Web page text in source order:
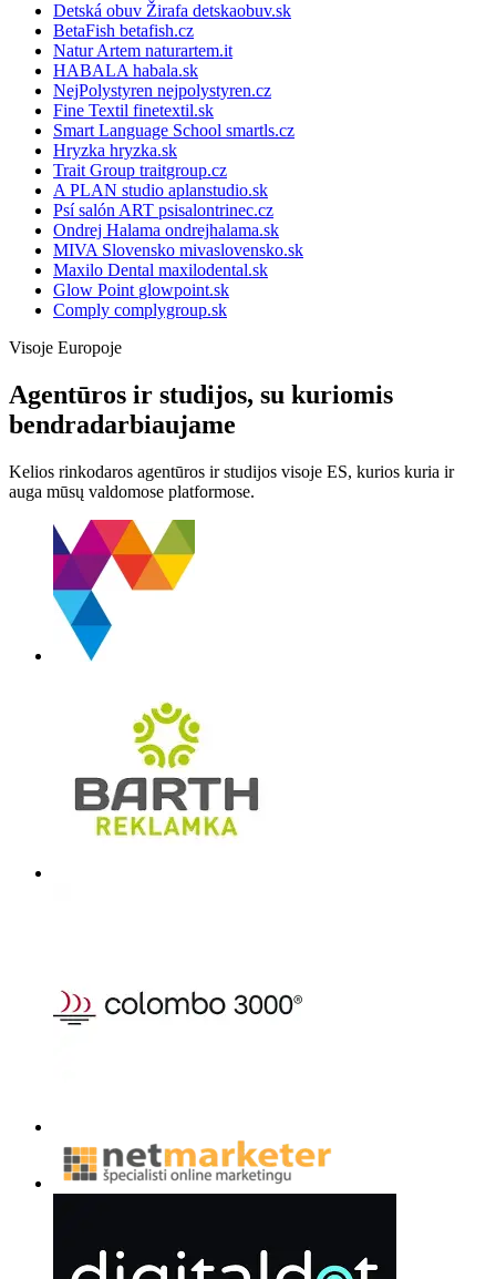
Detská obuv Žirafa detskaobuv.sk
BetaFish betafish.cz
Natur Artem naturartem.it
HABALA habala.sk
NejPolystyren nejpolystyren.cz
Fine Textil finetextil.sk
Smart Language School smartls.cz
Hryzka hryzka.sk
Trait Group traitgroup.cz
A PLAN studio aplanstudio.sk
Psí salón ART psisalontrinec.cz
Ondrej Halama ondrejhalama.sk
MIVA Slovensko mivaslovensko.sk
Maxilo Dental maxilodental.sk
Glow Point glowpoint.sk
Comply complygroup.sk
Visoje Europoje
Agentūros ir studijos, su kuriomis
bendradarbiaujame
Kelios rinkodaros agentūros ir studijos visoje ES, kurios kuria ir
auga mūsų valdomose platformose.